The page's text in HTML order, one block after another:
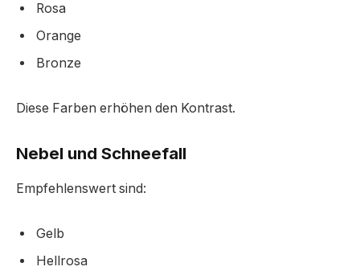
Rosa
Orange
Bronze
Diese Farben erhöhen den Kontrast.
Nebel und Schneefall
Empfehlenswert sind:
Gelb
Hellrosa